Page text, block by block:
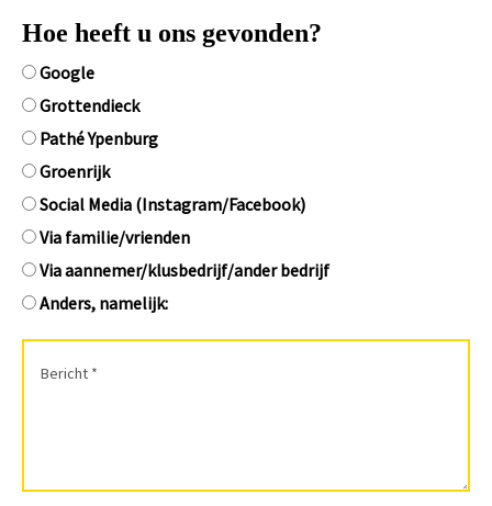
Hoe heeft u ons gevonden?
Google
Grottendieck
Pathé Ypenburg
Groenrijk
Social Media (Instagram/Facebook)
Via familie/vrienden
Via aannemer/klusbedrijf/ander bedrijf
Anders, namelijk: